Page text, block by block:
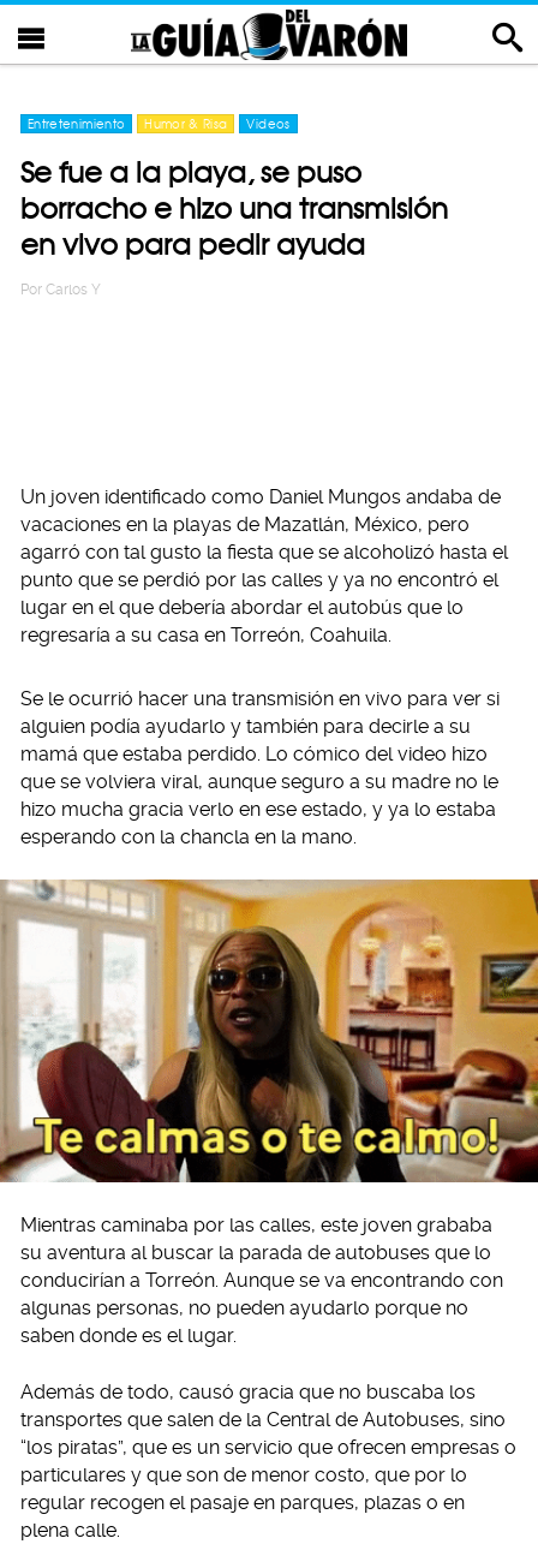
Entretenimiento Humor & Risa Videos
Se fue a la playa, se puso
borracho e hizo una transmisión
en vivo para pedir ayuda
Por Carlos Y
Un joven identificado como Daniel Mungos andaba de
vacaciones en la playas de Mazatlán, México, pero
agarró con tal gusto la fiesta que se alcoholizó hasta el
punto que se perdió por las calles y ya no encontró el
lugar en el que debería abordar el autobús que lo
regresaría a su casa en Torreón, Coahuila.
Se le ocurrió hacer una transmisión en vivo para ver si
alguien podía ayudarlo y también para decirle a su
mamá que estaba perdido. Lo cómico del video hizo
que se volviera viral, aunque seguro a su madre no le
hizo mucha gracia verlo en ese estado, y ya lo estaba
esperando con la chancla en la mano.
Mientras caminaba por las calles, este joven grababa
su aventura al buscar la parada de autobuses que lo
conducirían a Torreón. Aunque se va encontrando con
algunas personas, no pueden ayudarlo porque no
saben donde es el lugar.
Además de todo, causó gracia que no buscaba los
transportes que salen de la Central de Autobuses, sino
“los piratas”, que es un servicio que ofrecen empresas o
particulares y que son de menor costo, que por lo
regular recogen el pasaje en parques, plazas o en
plena calle.